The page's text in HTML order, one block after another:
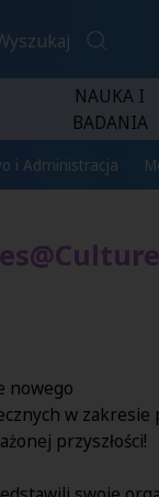
NAUKA I
BADANIA
i Administracja
nowego
w zakresie
przyszłości!